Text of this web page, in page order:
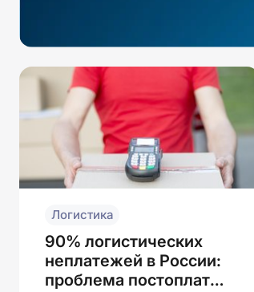
Логистика
90% логистических
неплатежей в России:
проблема постоплаты